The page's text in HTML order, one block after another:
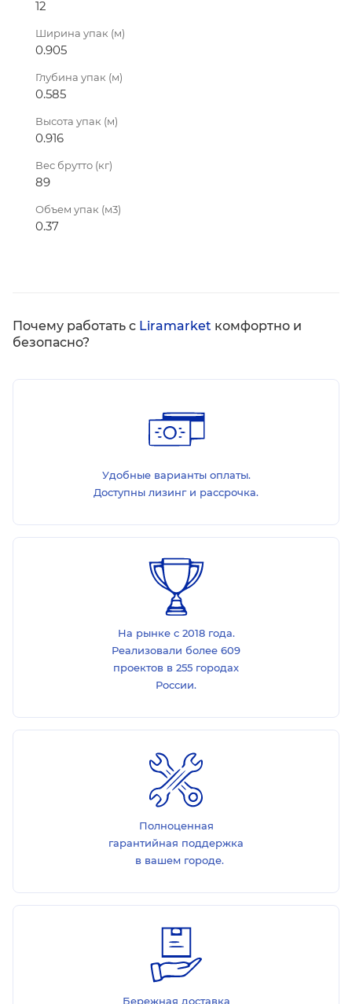
12
Ширина упак (м)
0.905
Глубина упак (м)
0.585
Высота упак (м)
0.916
Вес брутто (кг)
89
Объем упак (м3)
0.37
Почему работать с Liramarket комфортно и
безопасно?
Удобные варианты оплаты.
Доступны лизинг и рассрочка.
На рынке с 2018 года.
Реализовали более 609
проектов в 255 городах
России.
Полноценная
гарантийная поддержка
в вашем городе.
Бережная доставка